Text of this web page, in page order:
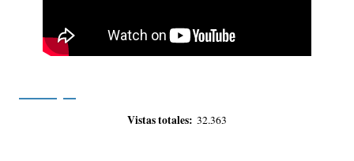
Vistas totales: 32.363